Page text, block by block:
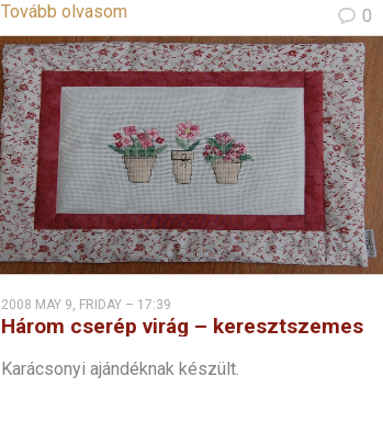
Tovább olvasom 0
2008 MAY 9, FRIDAY – 17:39
Három cserép virág – keresztszemes
Karácsonyi ajándéknak készült.